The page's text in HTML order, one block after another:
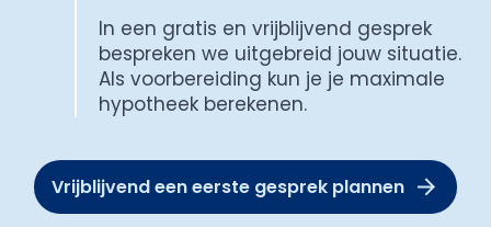
In een gratis en vrijblijvend gesprek
bespreken we uitgebreid jouw situatie.
Als voorbereiding kun je je maximale
hypotheek berekenen.
Vrijblijvend een eerste gesprek plannen